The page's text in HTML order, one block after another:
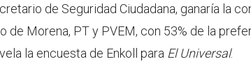
de Seguridad Ciudadana, ganaría la
de Morena, PT y PVEM, con 53% de la
la encuesta de Enkoll para El Universal.